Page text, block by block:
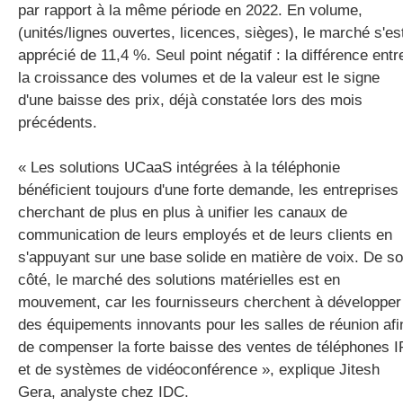
par rapport à la même période en 2022. En volume,
(unités/lignes ouvertes, licences, sièges), le marché
apprécié de 11,4 %. Seul point négatif : la différence
la croissance des volumes et de la valeur est le signe
d'une baisse des prix, déjà constatée lors des mois
précédents.
« Les solutions UCaaS intégrées à la téléphonie
bénéficient toujours d'une forte demande, les entreprises
cherchant de plus en plus à unifier les canaux de
communication de leurs employés et de leurs clients en
s'appuyant sur une base solide en matière de voix. De
côté, le marché des solutions matérielles est en
mouvement, car les fournisseurs cherchent à développer
des équipements innovants pour les salles de réunion
de compenser la forte baisse des ventes de téléphones
et de systèmes de vidéoconférence », explique Jitesh
Gera, analyste chez IDC.